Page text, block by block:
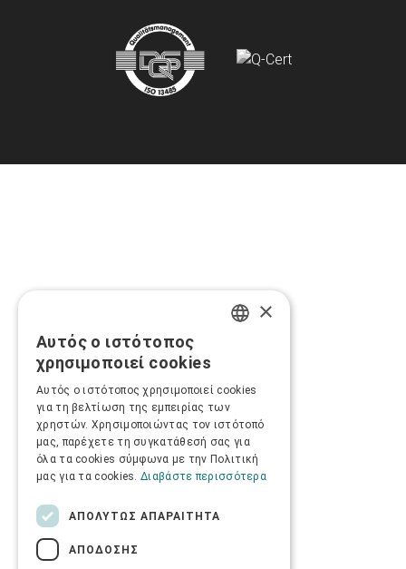
×
Αυτός ο ιστότοπος
χρησιμοποιεί cookies
Αυτός ο ιστότοπος χρησιμοποιεί cookies
για τη βελτίωση της εμπειρίας των
χρηστών. Χρησιμοποιώντας τον ιστότοπό
μας, παρέχετε τη συγκατάθεσή σας για
όλα τα cookies σύμφωνα με την Πολιτική
μας για τα cookies. Διαβάστε περισσότερα
ΑΠΟΛΎΤΩΣ ΑΠΑΡΑΊΤΗΤΑ
ΑΠΌΔΟΣΗΣ